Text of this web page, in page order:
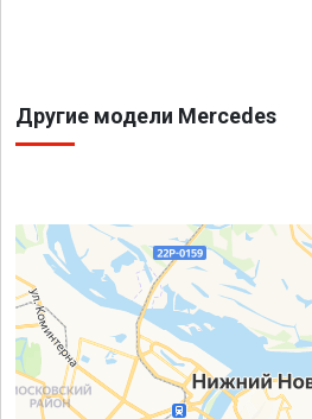
Другие модели Mercedes